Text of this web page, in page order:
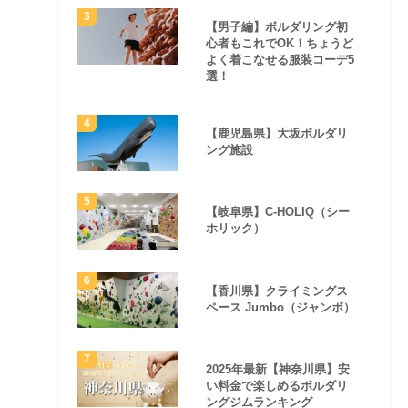
【男子編】ボルダリング初
心者もこれでOK！ちょうど
よく着こなせる服装コーデ5
選！
【鹿児島県】大坂ボルダリ
ング施設
【岐阜県】C-HOLIQ（シー
ホリック）
【香川県】クライミングス
ペース Jumbo（ジャンボ）
2025年最新【神奈川県】安
い料金で楽しめるボルダリ
ングジムランキング